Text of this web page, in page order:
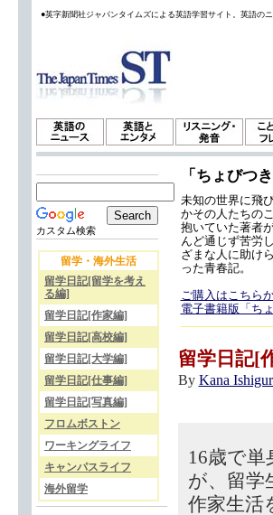
●英字新聞社ジャパンタイムズによる英語学習サイト。英語の
カスタム検索
留学・海外生活
留学日記[留学を考え
る編]
留学日記[作家編]
留学日記[高校編]
留学日記[大学編]
留学日記[仕事編]
留学日記[写真編]
フロムボストン
ワーキングライフ
キャンパスライフ
海外留学
「ちょびつ
未知の世界に飛
かその人たちの
抱いていた著者
んど通じず苦労
ざまな人に助け
った青春記。
ご購入はこちら
電子書籍版「ち
留学日記[
By Kana
16歳で
が、留学
作家生活